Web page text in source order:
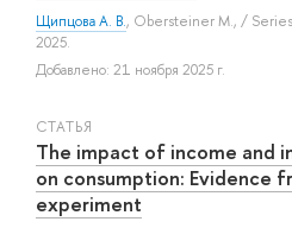
Щипцова А. В., Obersteiner M., /
2025.
Добавлено: 21 ноября 2025 г.
СТАТЬЯ
The impact of income and
on consumption: Evidence
experiment